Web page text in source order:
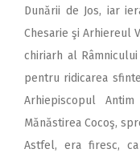
Dunării de Jos, iar
Chesarie şi Arhiereul
chiriarh al
pentru ridicarea
Arhiepiscopul
Mănăstirea Cocoş,
Astfel, era firesc,